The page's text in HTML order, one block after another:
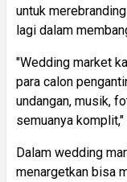
untuk
lagi dalam
"Wedding market
para calon
undangan, musik,
semuanya komplit,"
Dalam wedding
menargetkan bisa